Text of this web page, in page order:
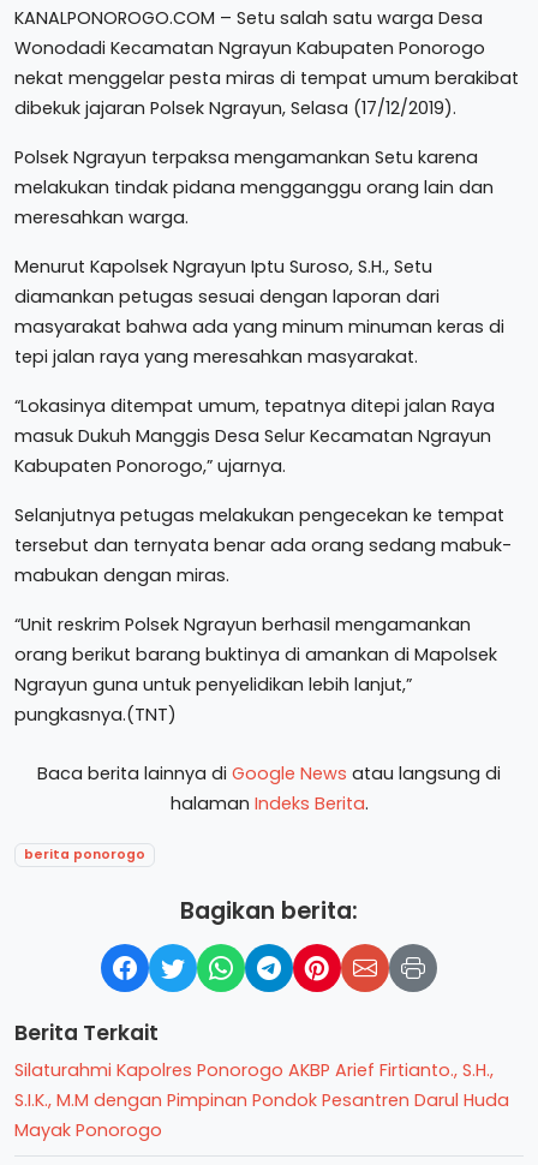
KANALPONOROGO.COM – Setu salah satu warga Desa
Wonodadi Kecamatan Ngrayun Kabupaten Ponorogo
nekat menggelar pesta miras di tempat umum berakibat
dibekuk jajaran Polsek Ngrayun, Selasa (17/12/2019).
Polsek Ngrayun terpaksa mengamankan Setu karena
melakukan tindak pidana mengganggu orang lain dan
meresahkan warga.
Menurut Kapolsek Ngrayun Iptu Suroso, S.H., Setu
diamankan petugas sesuai dengan laporan dari
masyarakat bahwa ada yang minum minuman keras di
tepi jalan raya yang meresahkan masyarakat.
“Lokasinya ditempat umum, tepatnya ditepi jalan Raya
masuk Dukuh Manggis Desa Selur Kecamatan Ngrayun
Kabupaten Ponorogo,” ujarnya.
Selanjutnya petugas melakukan pengecekan ke tempat
tersebut dan ternyata benar ada orang sedang mabuk-
mabukan dengan miras.
“Unit reskrim Polsek Ngrayun berhasil mengamankan
orang berikut barang buktinya di amankan di Mapolsek
Ngrayun guna untuk penyelidikan lebih lanjut,”
pungkasnya.(TNT)
Baca berita lainnya di Google News atau langsung di
halaman Indeks Berita.
berita ponorogo
Bagikan berita:
Berita Terkait
Silaturahmi Kapolres Ponorogo AKBP Arief Firtianto., S.H.,
S.I.K., M.M dengan Pimpinan Pondok Pesantren Darul Huda
Mayak Ponorogo